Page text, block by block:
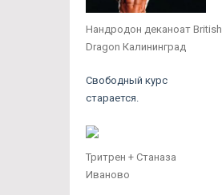
Нандродон деканоат British
Dragon Калининград
Свободный курс
старается.
Тритрен + Станаза
Иваново